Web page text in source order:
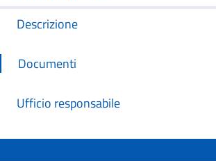
Descrizione
Documenti
Ufficio responsabile